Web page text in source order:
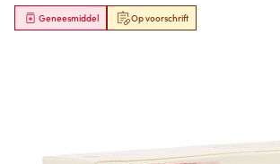
Op voorschrift
Geneesmiddel